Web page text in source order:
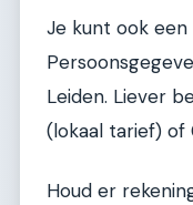
Je kunt ook
Leiden. Liever
(lokaal tarief) of
Houd er